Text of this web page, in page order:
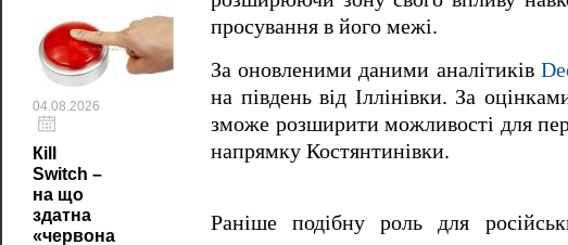
04.08.2026
Кill
Switch –
на що
здатна
«червона
просування в його межі.
За оновленими даними аналітиків
на південь від Іллінівки. За
зможе розширити можливості для
напрямку Костянтинівки.
Раніше подібну роль для